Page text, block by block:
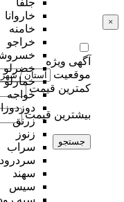
جلفا
خاروانا
خامنه
خراجو
خضرلو
خمارلو
خواجه
زرنق
زنوز
سراب
سردرود
سهند
سیس
×
آگهی ویژه
موقعیت
کمترین قیمت
بیشترین قیمت
جستجو